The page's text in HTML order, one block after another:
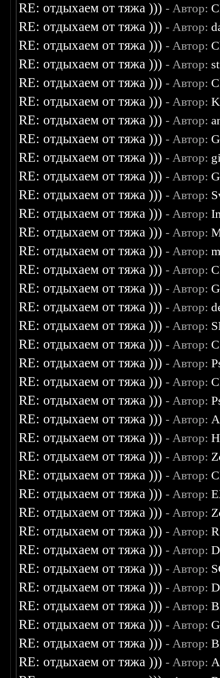
RE: отдыхаем от тяжа ))) - Автор:
RE: отдыхаем от тяжа ))) - Автор:
RE: отдыхаем от тяжа ))) - Автор:
RE: отдыхаем от тяжа ))) - Автор:
RE: отдыхаем от тяжа ))) - Автор:
RE: отдыхаем от тяжа ))) - Автор:
RE: отдыхаем от тяжа ))) - Автор:
RE: отдыхаем от тяжа ))) - Автор:
RE: отдыхаем от тяжа ))) - Автор:
RE: отдыхаем от тяжа ))) - Автор:
RE: отдыхаем от тяжа ))) - Автор:
RE: отдыхаем от тяжа ))) - Автор:
RE: отдыхаем от тяжа ))) - Автор:
RE: отдыхаем от тяжа ))) - Автор:
RE: отдыхаем от тяжа ))) - Автор:
RE: отдыхаем от тяжа ))) - Автор:
RE: отдыхаем от тяжа ))) - Автор:
RE: отдыхаем от тяжа ))) - Автор:
RE: отдыхаем от тяжа ))) - Автор:
RE: отдыхаем от тяжа ))) - Автор:
RE: отдыхаем от тяжа ))) - Автор:
RE: отдыхаем от тяжа ))) - Автор:
RE: отдыхаем от тяжа ))) - Автор:
RE: отдыхаем от тяжа ))) - Автор:
RE: отдыхаем от тяжа ))) - Автор:
RE: отдыхаем от тяжа ))) - Автор:
RE: отдыхаем от тяжа ))) - Автор:
RE: отдыхаем от тяжа ))) - Автор:
RE: отдыхаем от тяжа ))) - Автор:
RE: отдыхаем от тяжа ))) - Автор:
RE: отдыхаем от тяжа ))) - Автор:
RE: отдыхаем от тяжа ))) - Автор:
RE: отдыхаем от тяжа ))) - Автор:
RE: отдыхаем от тяжа ))) - Автор:
RE: отдыхаем от тяжа ))) - Автор:
RE: отдыхаем от тяжа ))) - Автор: